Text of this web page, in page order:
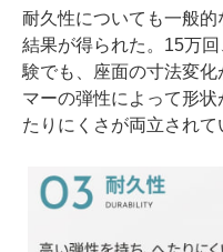
耐久性についても一般
結果が得られた。15万
験でも、座面の寸法変化
マーの弾性によって形
たりにくさが両立されて